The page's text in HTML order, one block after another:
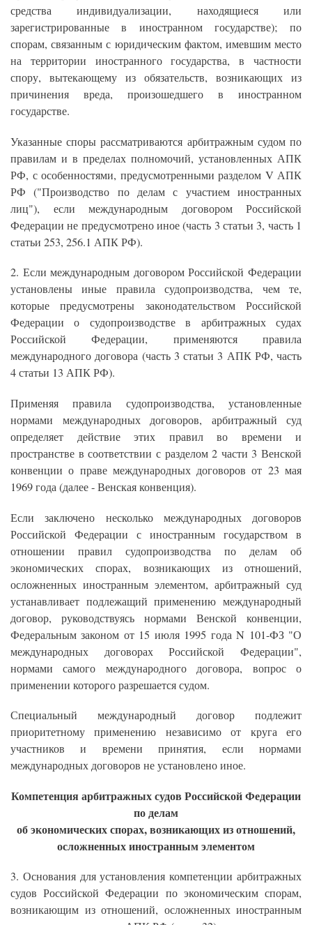
средства индивидуализации, находящиеся или
зарегистрированные в иностранном государстве); по
спорам, связанным с юридическим фактом, имевшим место
на территории иностранного государства, в частности
спору, вытекающему из обязательств, возникающих из
причинения вреда, произошедшего в иностранном
государстве.
Указанные споры рассматриваются арбитражным судом по
правилам и в пределах полномочий, установленных АПК
РФ, с особенностями, предусмотренными разделом V АПК
РФ ("Производство по делам с участием иностранных
лиц"), если международным договором Российской
Федерации не предусмотрено иное (часть 3 статьи 3, часть 1
статьи 253, 256.1 АПК РФ).
2. Если международным договором Российской Федерации
установлены иные правила судопроизводства, чем те,
которые предусмотрены законодательством Российской
Федерации о судопроизводстве в арбитражных судах
Российской Федерации, применяются правила
международного договора (часть 3 статьи 3 АПК РФ, часть
4 статьи 13 АПК РФ).
Применяя правила судопроизводства, установленные
нормами международных договоров, арбитражный суд
определяет действие этих правил во времени и
пространстве в соответствии с разделом 2 части 3 Венской
конвенции о праве международных договоров от 23 мая
1969 года (далее - Венская конвенция).
Если заключено несколько международных договоров
Российской Федерации с иностранным государством в
отношении правил судопроизводства по делам об
экономических спорах, возникающих из отношений,
осложненных иностранным элементом, арбитражный суд
устанавливает подлежащий применению международный
договор, руководствуясь нормами Венской конвенции,
Федеральным законом от 15 июля 1995 года N 101-ФЗ "О
международных договорах Российской Федерации",
нормами самого международного договора, вопрос о
применении которого разрешается судом.
Специальный международный договор подлежит
приоритетному применению независимо от круга его
участников и времени принятия, если нормами
международных договоров не установлено иное.
Компетенция арбитражных судов Российской Федерации
по делам
об экономических спорах, возникающих из отношений,
осложненных иностранным элементом
3. Основания для установления компетенции арбитражных
судов Российской Федерации по экономическим спорам,
возникающим из отношений, осложненных иностранным